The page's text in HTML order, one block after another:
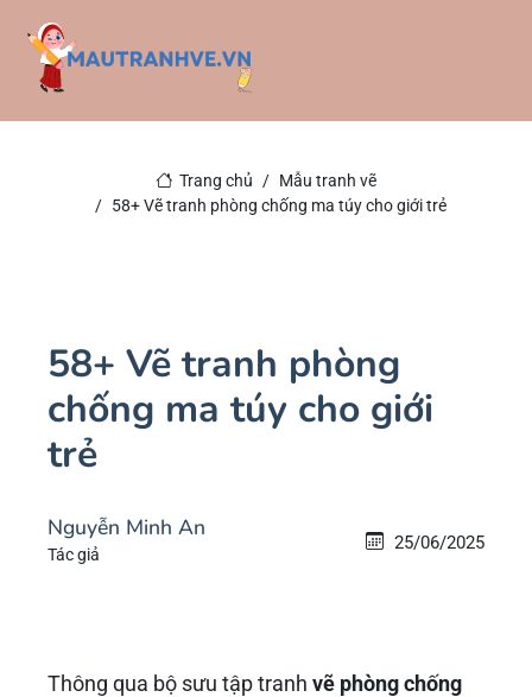
Trang chủ
Mẫu tranh vẽ
58+ Vẽ tranh phòng chống ma túy cho giới trẻ
58+ Vẽ tranh phòng
chống ma túy cho giới
trẻ
Nguyễn Minh An
Tác giả
25/06/2025
Thông qua bộ sưu tập tranh vẽ phòng chống